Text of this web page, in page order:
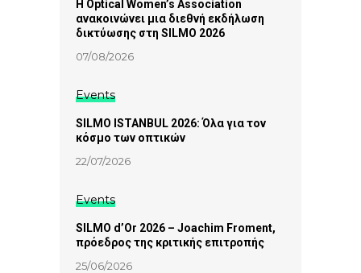
Η Optical Women’s Association
ανακοινώνει μια διεθνή εκδήλωση
δικτύωσης στη SILMO 2026
07/08/2026
Events
SILMO ISTANBUL 2026: Όλα για τον
κόσμο των οπτικών
22/07/2026
Events
SILMO d’Or 2026 – Joachim Froment,
πρόεδρος της κριτικής επιτροπής
25/06/2026